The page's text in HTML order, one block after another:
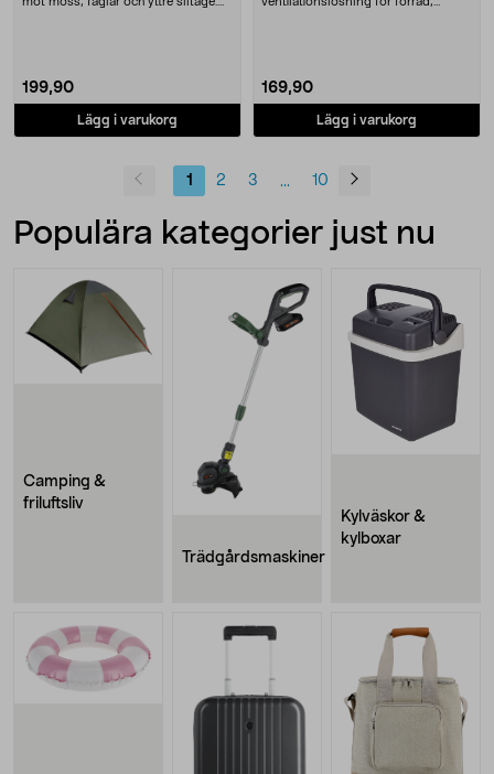
199,90
Lägg i varukorg
169,90
Lägg i varukorg
1 2 3 ... 10
Populära kategorier just nu
Camping &
friluftsliv
Trädgårdsmaskiner
Kylväskor &
kylboxar